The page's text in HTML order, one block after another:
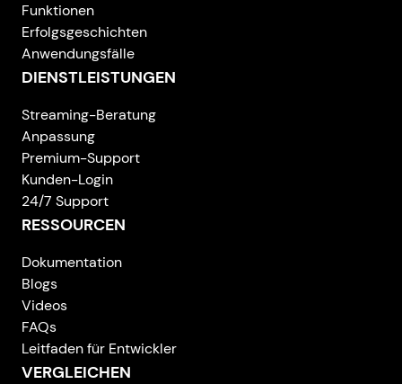
Funktionen
Erfolgsgeschichten
Anwendungsfälle
DIENSTLEISTUNGEN
Streaming-Beratung
Anpassung
Premium-Support
Kunden-Login
24/7 Support
RESSOURCEN
Dokumentation
Blogs
Videos
FAQs
Leitfaden für Entwickler
VERGLEICHEN